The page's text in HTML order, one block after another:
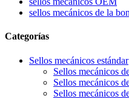
sellos mecánicos de la
Categorías
Sellos mecánicos estándar
Sellos mecánicos
Sellos mecánicos
Sellos mecánicos